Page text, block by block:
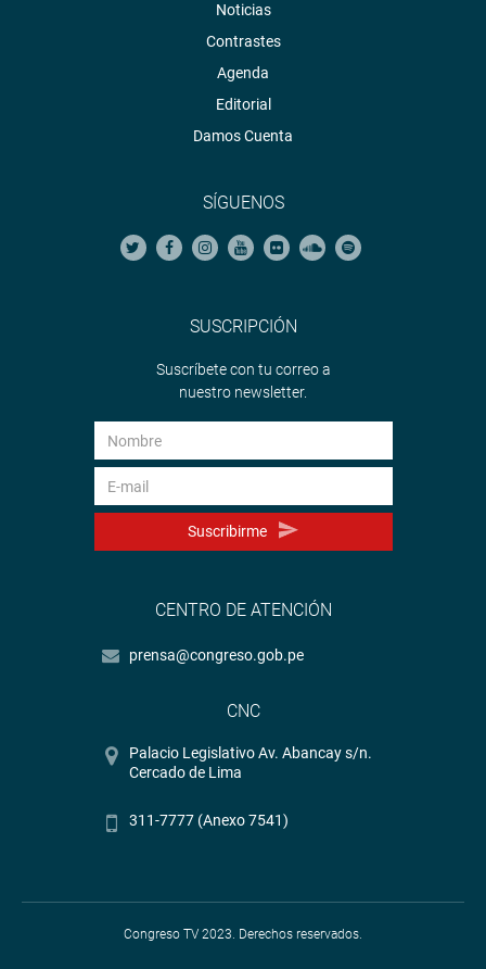
Noticias
Contrastes
Agenda
Editorial
Damos Cuenta
SÍGUENOS
SUSCRIPCIÓN
Suscríbete con tu correo a
nuestro newsletter.
Suscribirme
CENTRO DE ATENCIÓN
prensa@congreso.gob.pe
CNC
Palacio Legislativo Av. Abancay s/n.
Cercado de Lima
311-7777 (Anexo 7541)
Congreso TV 2023. Derechos reservados.